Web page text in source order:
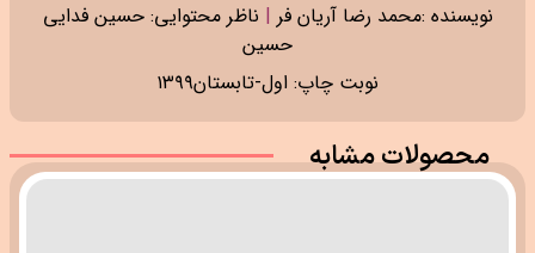
نویسنده :محمد رضا آریان فر | ناظر محتوایی: حسین فدایی
حسین
نوبت چاپ: اول-تابستان۱۳۹۹
محصولات مشابه